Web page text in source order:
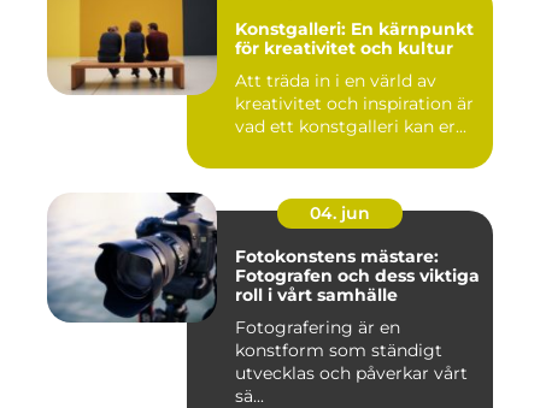
Konstgalleri: En kärnpunkt
för kreativitet och kultur
Att träda in i en värld av
kreativitet och inspiration är
vad ett konstgalleri kan er...
04. jun
Fotokonstens mästare:
Fotografen och dess viktiga
roll i vårt samhälle
Fotografering är en
konstform som ständigt
utvecklas och påverkar vårt
sä...